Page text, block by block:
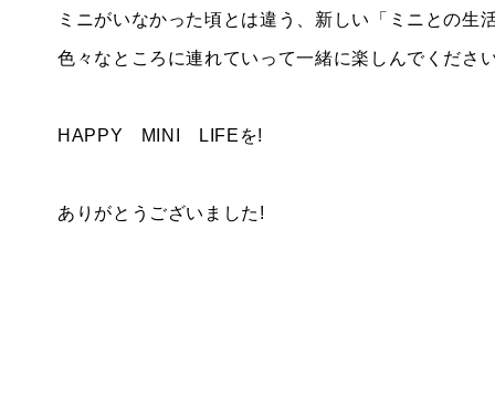
ミニがいなかった頃とは違う、新しい「ミニとの生
色々なところに連れていって一緒に楽しんでくださ
HAPPY MINI LIFEを!
ありがとうございました!